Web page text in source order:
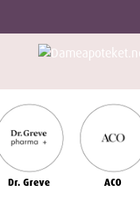
Dr. Greve ACO